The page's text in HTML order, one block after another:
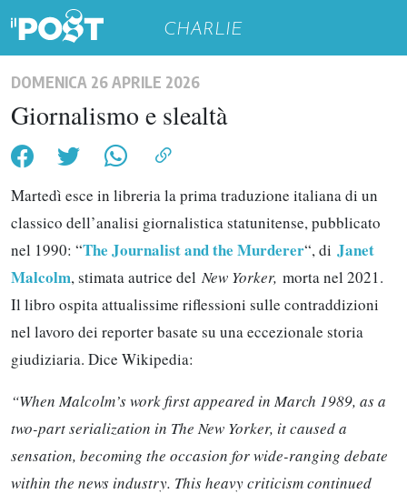
CHARLIE
DOMENICA 26 APRILE 2026
Giornalismo e slealtà
Martedì esce in libreria la prima traduzione italiana di un
classico dell’analisi giornalistica statunitense, pubblicato
nel 1990: “The Journalist and the Murderer“, di Janet
Malcolm, stimata autrice del New Yorker, morta nel 2021.
Il libro ospita attualissime riflessioni sulle contraddizioni
nel lavoro dei reporter basate su una eccezionale storia
giudiziaria. Dice Wikipedia:
“When Malcolm’s work first appeared in March 1989, as a
two-part serialization in The New Yorker, it caused a
sensation, becoming the occasion for wide-ranging debate
within the news industry. This heavy criticism continued